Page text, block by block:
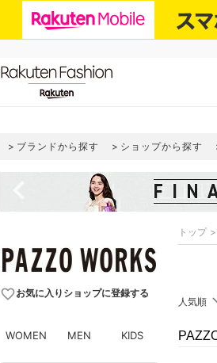
ブランドから探す ショップから探す
favorite_borderお気に入りショップに登録する
WOMEN MEN KIDS
トップ
人気順